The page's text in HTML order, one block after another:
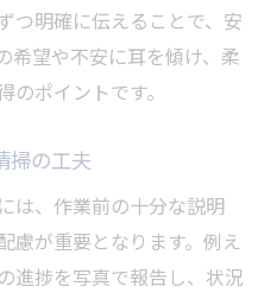
つ明確に伝えることで、安
希望や不安に耳を傾け、柔
ポイントです。
掃の工夫
は、作業前の十分な説明
慮が重要となります。例え
進捗を写真で報告し、状況